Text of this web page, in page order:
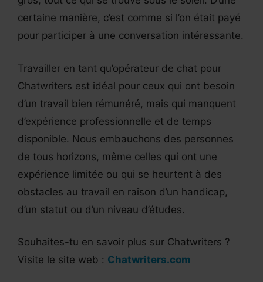
certaine manière, c’est comme si l’on était payé
pour participer à une conversation intéressante.
Travailler en tant qu’opérateur de chat pour
Chatwriters est idéal pour ceux qui ont besoin
d’un travail bien rémunéré, mais qui manquent
d’expérience professionnelle et de temps
disponible. Nous embauchons des personnes
de tous horizons, même celles qui ont une
expérience limitée ou qui se heurtent à des
obstacles au travail en raison d’un handicap,
d’un statut ou d’un niveau d’études.
Souhaites-tu en savoir plus sur Chatwriters ?
Visite le site web : Chatwriters.com